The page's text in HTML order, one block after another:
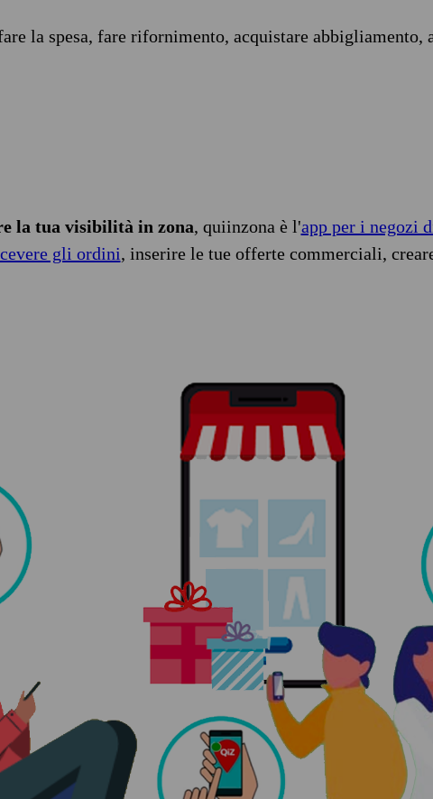
la spesa, fare rifornimento, acquistare abbigliamento,
la tua visibilità in zona, quiinzona è l'app per i negozi
gli ordini, inserire le tue offerte commerciali,